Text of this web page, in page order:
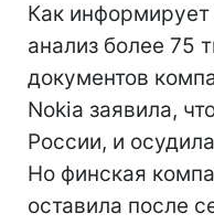
Как
анализ более 75
документов
Nokia заявила,
России, и
Но финская
оставила после